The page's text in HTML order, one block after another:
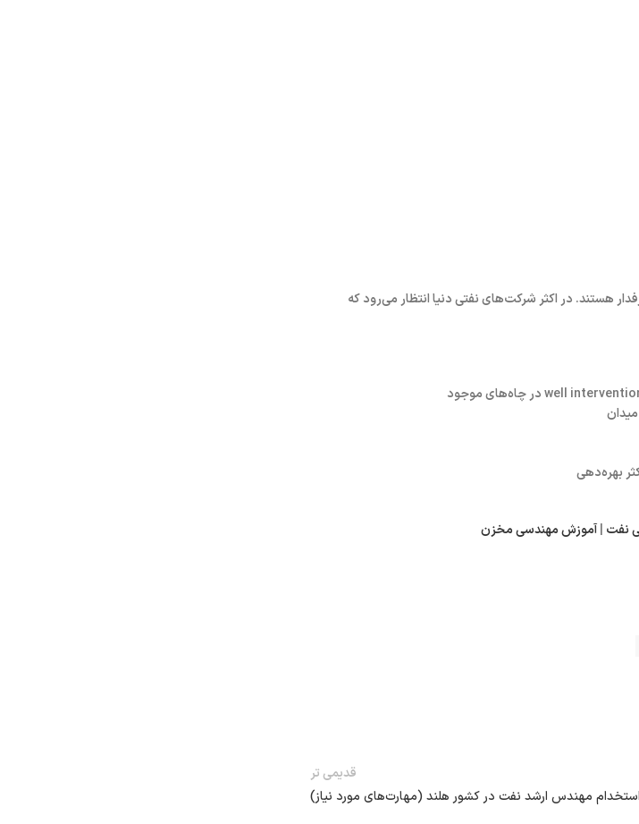
هستند. در اکثر شرکت‌های نفتی دنیا انتظار می‌رود که
نفت آموزش مهندسی مخزن
قدیمی تر
استخدام مهندس ارشد نفت در کشور هلند (مهارت‌های مورد نیاز)